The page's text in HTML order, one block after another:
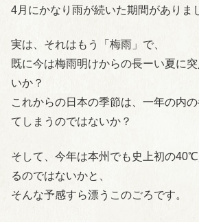
4月にかなり雨が続いた期間がありま
実は、それはもう「梅雨」で、
既に今は梅雨明けからの長ーい夏に
いか？
これからの日本の季節は、一年の内
てしまうのではないか？
そして、今年は本州でも史上初の40℃
るのではないかと、
そんな予感すら漂うこのごろです。